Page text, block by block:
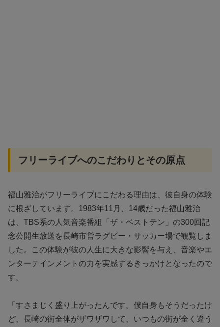
フリーライブへのこだわりとその原点
福山雅治がフリーライブにこだわる理由は、彼自身の体験
に根ざしています。1983年11月、14歳だった福山雅治
は、TBS系の人気音楽番組「ザ・ベストテン」の300回記
念公開生放送を長崎市営ラグビー・サッカー場で観覧しま
した。この体験が彼の人生に大きな影響を与え、音楽やエ
ンターテインメントの力を実感するきっかけとなったので
す。
「すさまじく盛り上がったんです。僕自身もそうだったけ
ど、長崎の街全体がザワザワして、いつもの街が全く違う